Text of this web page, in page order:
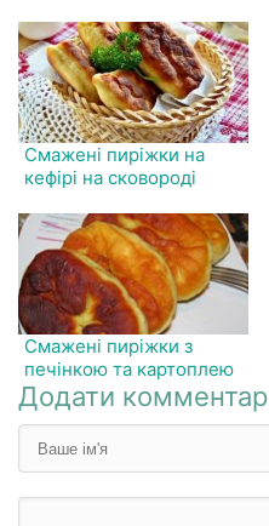
Смажені пиріжки на
кефірі на сковороді
Смажені пиріжки з
печінкою та картоплею
Додати комментар